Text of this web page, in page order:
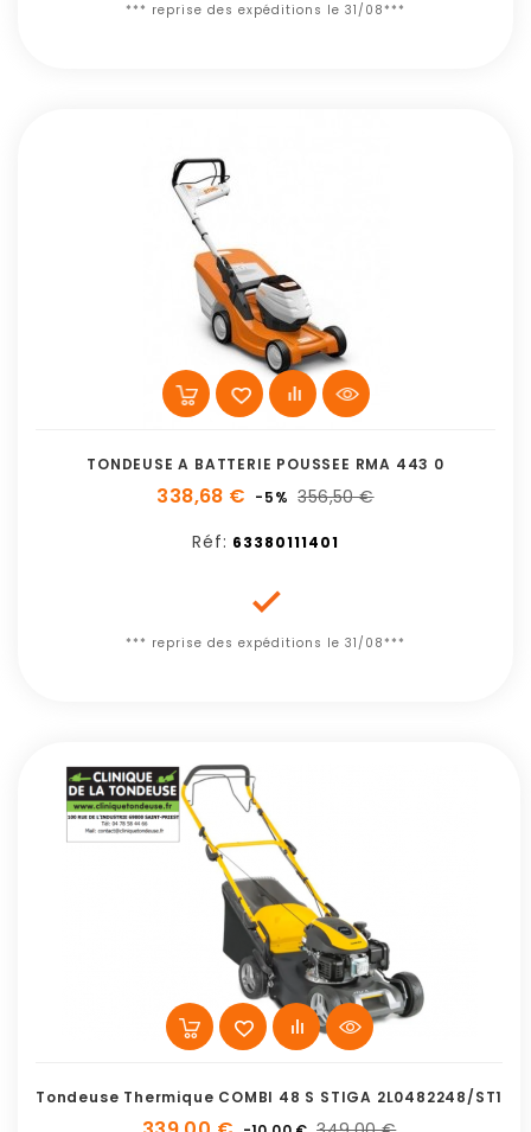
*** reprise des expéditions le 31/08***
TONDEUSE A BATTERIE POUSSEE RMA 443 0
338,68 € -5% 356,50 €
Réf: 63380111401

*** reprise des expéditions le 31/08***
Tondeuse Thermique COMBI 48 S STIGA 2L0482248/ST1